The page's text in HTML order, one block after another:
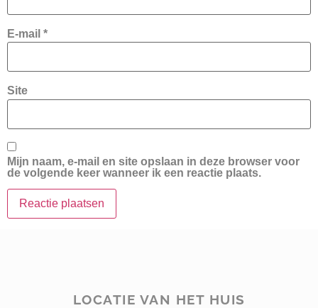
E-mail *
Site
Mijn naam, e-mail en site opslaan in deze browser voor
de volgende keer wanneer ik een reactie plaats.
LOCATIE VAN HET HUIS